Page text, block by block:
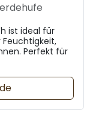
ist ideal für
Perfekt für